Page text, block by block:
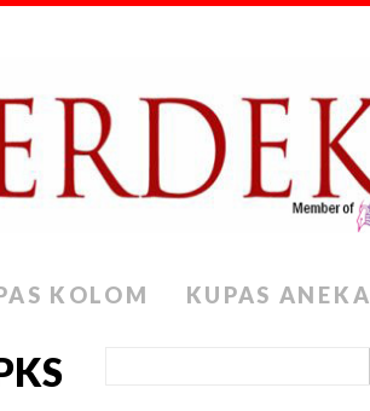
KOLOM KUPAS ANEKA